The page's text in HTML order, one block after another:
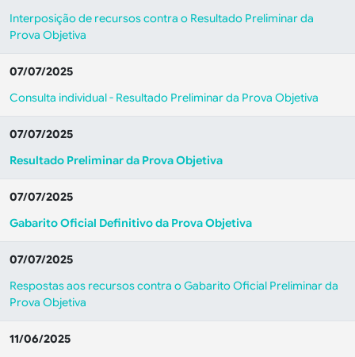
Interposição de recursos contra o Resultado Preliminar da
Prova Objetiva
07/07/2025
Consulta individual - Resultado Preliminar da Prova Objetiva
07/07/2025
Resultado Preliminar da Prova Objetiva
07/07/2025
Gabarito Oficial Definitivo da Prova Objetiva
07/07/2025
Respostas aos recursos contra o Gabarito Oficial Preliminar da
Prova Objetiva
11/06/2025